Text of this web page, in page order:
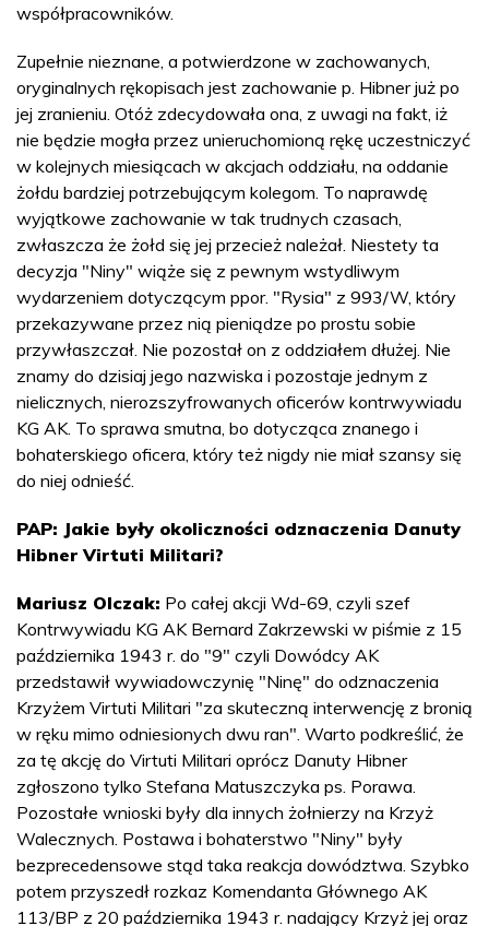
współpracowników.
Zupełnie nieznane, a potwierdzone w zachowanych,
oryginalnych rękopisach jest zachowanie p. Hibner już po
jej zranieniu. Otóż zdecydowała ona, z uwagi na fakt, iż
nie będzie mogła przez unieruchomioną rękę uczestniczyć
w kolejnych miesiącach w akcjach oddziału, na oddanie
żołdu bardziej potrzebującym kolegom. To naprawdę
wyjątkowe zachowanie w tak trudnych czasach,
zwłaszcza że żołd się jej przecież należał. Niestety ta
decyzja "Niny" wiąże się z pewnym wstydliwym
wydarzeniem dotyczącym ppor. "Rysia" z 993/W, który
przekazywane przez nią pieniądze po prostu sobie
przywłaszczał. Nie pozostał on z oddziałem dłużej. Nie
znamy do dzisiaj jego nazwiska i pozostaje jednym z
nielicznych, nierozszyfrowanych oficerów kontrwywiadu
KG AK. To sprawa smutna, bo dotycząca znanego i
bohaterskiego oficera, który też nigdy nie miał szansy się
do niej odnieść.
PAP: Jakie były okoliczności odznaczenia Danuty
Hibner Virtuti Militari?
Mariusz Olczak: Po całej akcji Wd-69, czyli szef
Kontrwywiadu KG AK Bernard Zakrzewski w piśmie z 15
października 1943 r. do "9" czyli Dowódcy AK
przedstawił wywiadowczynię "Ninę" do odznaczenia
Krzyżem Virtuti Militari "za skuteczną interwencję z bronią
w ręku mimo odniesionych dwu ran". Warto podkreślić, że
za tę akcję do Virtuti Militari oprócz Danuty Hibner
zgłoszono tylko Stefana Matuszczyka ps. Porawa.
Pozostałe wnioski były dla innych żołnierzy na Krzyż
Walecznych. Postawa i bohaterstwo "Niny" były
bezprecedensowe stąd taka reakcja dowództwa. Szybko
potem przyszedł rozkaz Komendanta Głównego AK
113/BP z 20 października 1943 r. nadający Krzyż jej oraz